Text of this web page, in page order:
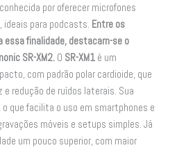
por oferecer microfones
ideais para podcasts. Entre os
essa finalidade, destacam-se o
SR-XM2. O SR-XM1 é um
com padrão polar cardioide, que
redução de ruídos laterais. Sua
que facilita o uso em smartphones e
móveis e setups simples. Já
um pouco superior, com maior